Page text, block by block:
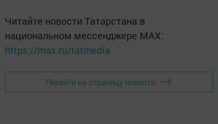
Читайте новости Татарстана в
национальном мессенджере MАХ:
https://max.ru/tatmedia
Перейти на страницу новости